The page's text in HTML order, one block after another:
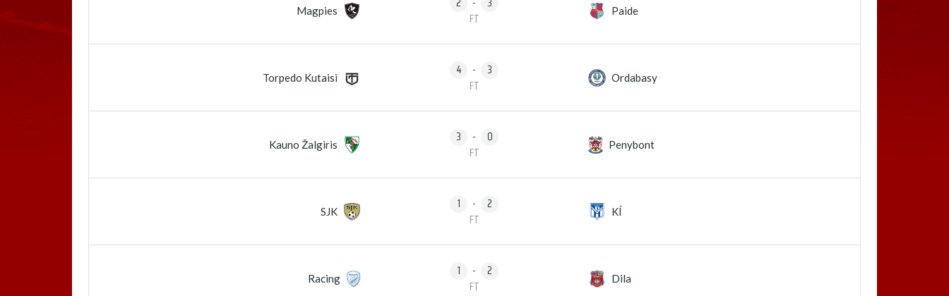
Magpies
FT
Paide
Torpedo Kutaisi 4 -
3
FT
Ordabasy
Kauno Žalgiris 3 -
0
FT
Penybont
SJK 1 -
2
FT
KÍ
Racing 1 -
2
FT
Dila